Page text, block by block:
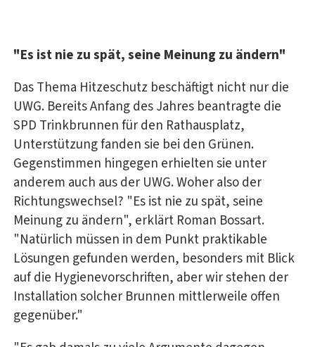
"Es ist nie zu spät, seine Meinung zu ändern"
Das Thema Hitzeschutz beschäftigt nicht nur die
UWG. Bereits Anfang des Jahres beantragte die
SPD Trinkbrunnen für den Rathausplatz,
Unterstützung fanden sie bei den Grünen.
Gegenstimmen hingegen erhielten sie unter
anderem auch aus der UWG. Woher also der
Richtungswechsel? "Es ist nie zu spät, seine
Meinung zu ändern", erklärt Roman Bossart.
"Natürlich müssen in dem Punkt praktikable
Lösungen gefunden werden, besonders mit Blick
auf die Hygienevorschriften, aber wir stehen der
Installation solcher Brunnen mittlerweile offen
gegenüber."